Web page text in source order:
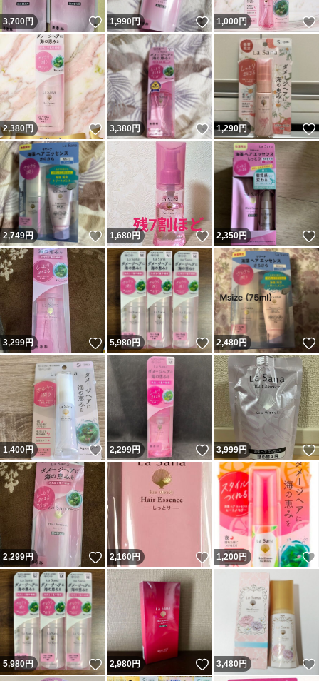
3,700円 いいね！
1,990円 いいね！
1,000円
2,380円 いいね！
3,380円 いいね！
1,290円
2,749円 いいね！
1,680円 いいね！
2,350円
3,299円 いいね！
5,980円 いいね！
2,480円
1,400円 いいね！
2,299円 いいね！
3,999円
2,299円 いいね！
2,160 円 いいね！
1,200円
5,980円 いいね！
2,980円 いいね！
3,480円